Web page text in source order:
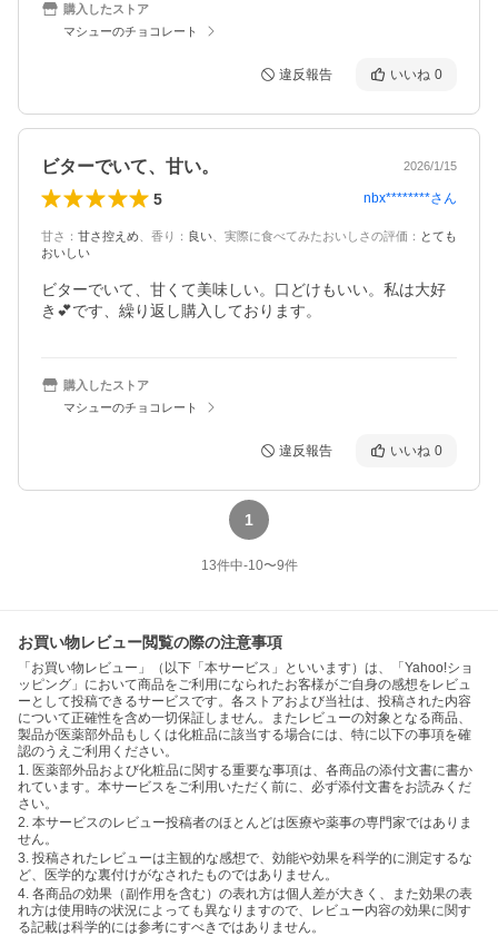
購入したストア
マシューのチョコレート
違反報告 いいね 0
ビターでいて、甘い。 2026/1/15
5 nbx********さん
甘さ ： 甘さ控えめ 香り ： 良い 実際に食べてみたおいしさの評価 ： とても
おいしい
ビターでいて、甘くて美味しい。口どけもいい。私は大好
き💕です、繰り返し購入しております。
購入したストア
マシューのチョコレート
違反報告 いいね 0
1
13件中-10〜9件
お買い物レビュー閲覧の際の注意事項
「お買い物レビュー」（以下「本サービス」といいます）は、「Yahoo!ショ
ッピング」において商品をご利用になられたお客様がご自身の感想をレビュ
ーとして投稿できるサービスです。各ストアおよび当社は、投稿された内容
について正確性を含め一切保証しません。またレビューの対象となる商品、
製品が医薬部外品もしくは化粧品に該当する場合には、特に以下の事項を確
認のうえご利用ください。
1. 医薬部外品および化粧品に関する重要な事項は、各商品の添付文書に書か
れています。本サービスをご利用いただく前に、必ず添付文書をお読みくだ
さい。
2. 本サービスのレビュー投稿者のほとんどは医療や薬事の専門家ではありま
せん。
3. 投稿されたレビューは主観的な感想で、効能や効果を科学的に測定するな
ど、医学的な裏付けがなされたものではありません。
4. 各商品の効果（副作用を含む）の表れ方は個人差が大きく、また効果の表
れ方は使用時の状況によっても異なりますので、レビュー内容の効果に関す
る記載は科学的には参考にすべきではありません。